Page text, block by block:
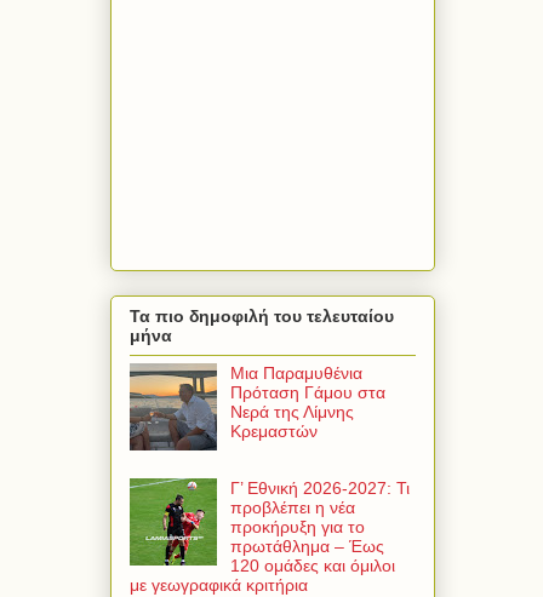
Τα πιο δημοφιλή του τελευταίου
μήνα
Μια Παραμυθένια
Πρόταση Γάμου στα
Νερά της Λίμνης
Κρεμαστών
Γ’ Εθνική 2026-2027: Τι
προβλέπει η νέα
προκήρυξη για το
πρωτάθλημα – Έως
120 ομάδες και όμιλοι
με γεωγραφικά κριτήρια